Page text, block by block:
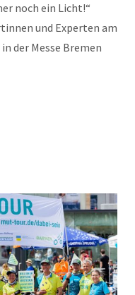
noch ein Licht!“
und Experten am
der Messe Bremen